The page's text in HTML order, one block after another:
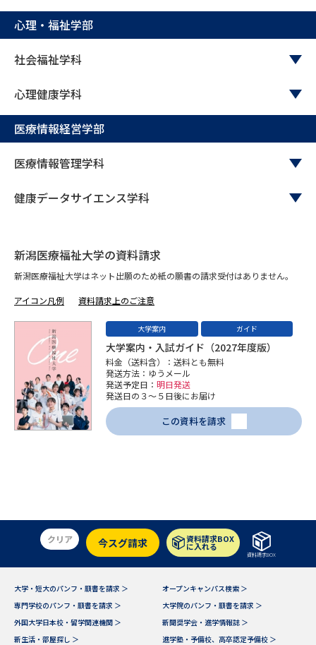
学問のミニ講義「夢ナビ講義」
学問の教科書
Ｑ＆Ａ よくあるご質問
資料の料金の
テレメール
特定商取引表記
心理・福祉学部
社会福祉学科
心理健康学科
医療情報経営学部
医療情報管理学科
健康データサイエンス学科
新潟医療福祉大学の資料請求
新潟医療福祉大学はネット出願のため紙の願書の請求受付はありません。
アイコン凡例 資料請求上のご注意
大学案内 ガイド
大学案内・入試ガイド（2027年度版）
料金（送料含）：送料とも無料
発送方法：ゆうメール
発送予定日： 明日発送
発送日の３～５日後にお届け
この資料を請求
クリア 今スグ請求 資料請求BOX
に入れる
資料請求BOX
大学・短大のパンフ・願書を請求 ＞
オープンキャンパス検索 ＞
専門学校のパンフ・願書を請求 ＞
大学院のパンフ・願書を請求 ＞
外国大学日本校・留学関連機関 ＞
新聞奨学会・進学情報誌 ＞
新生活・部屋探し ＞
進学塾・予備校、高卒認定予備校 ＞